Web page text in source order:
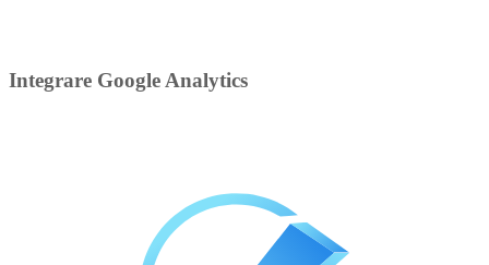
Integrare Google Analytics